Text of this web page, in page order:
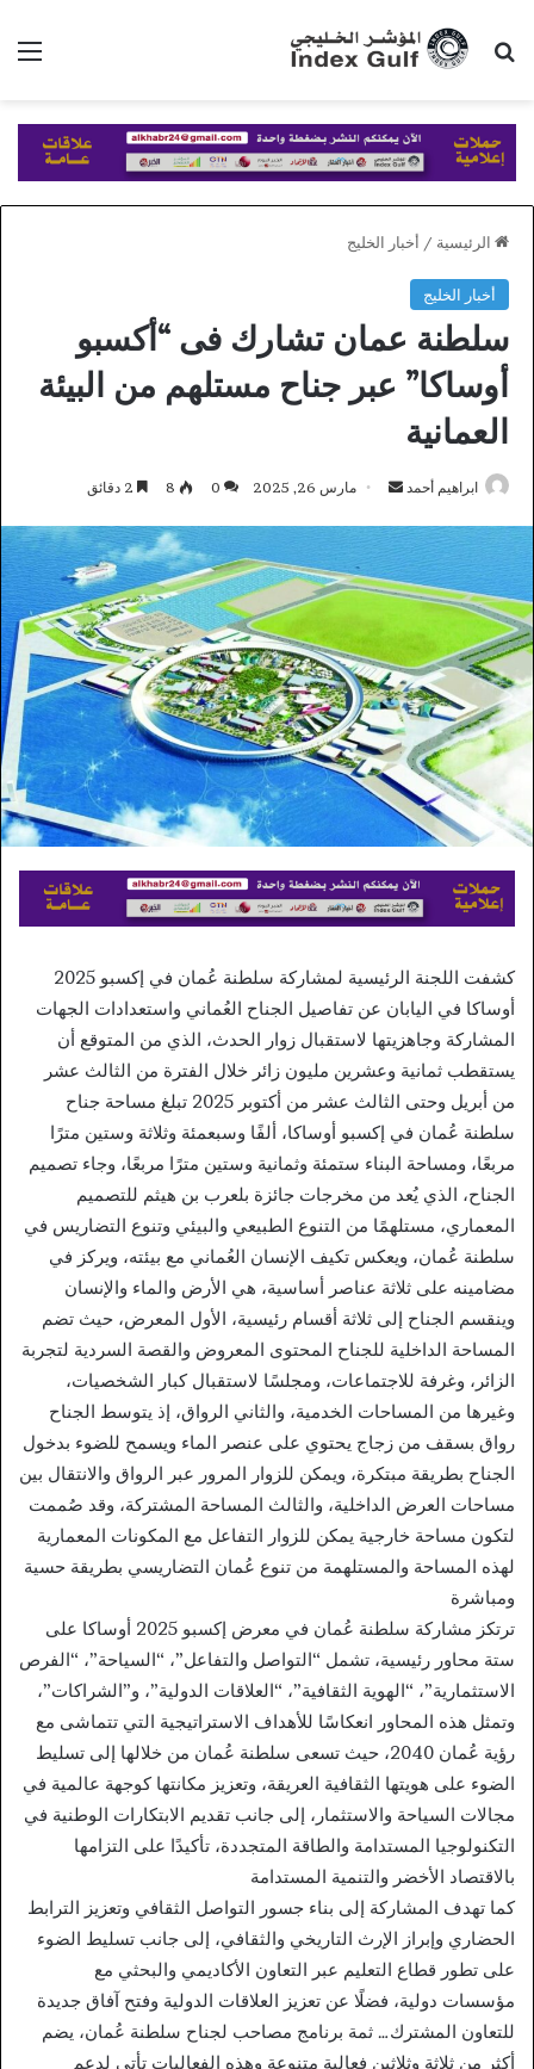
بحث عن
الرئيسية / أخبار الخليج
أخبار الخليج
سلطنة عمان تشارك فى “أكسبو
أوساكا” عبر جناح مستلهم من البيئة
العمانية
ابراهيم أحمد
أرسل
إلكترونيا
مارس 26, 2025 0
8
كشفت اللجنة الرئيسية لمشاركة سلطنة عُمان في إكسبو 2025
أوساكا في اليابان عن تفاصيل الجناح العُماني واستعدادات الجهات
المشاركة وجاهزيتها لاستقبال زوار الحدث، الذي من المتوقع أن
يستقطب ثمانية وعشرين مليون زائر خلال الفترة من الثالث عشر
من أبريل وحتى الثالث عشر من أكتوبر 2025 تبلغ مساحة جناح
سلطنة عُمان في إكسبو أوساكا، ألفًا وسبعمئة وثلاثة وستين مترًا
مربعًا، ومساحة البناء ستمئة وثمانية وستين مترًا مربعًا، وجاء تصميم
الجناح، الذي يُعد من مخرجات جائزة بلعرب بن هيثم للتصميم
المعماري، مستلهمًا من التنوع الطبيعي والبيئي وتنوع التضاريس في
سلطنة عُمان، ويعكس تكيف الإنسان العُماني مع بيئته، ويركز في
مضامينه على ثلاثة عناصر أساسية، هي الأرض والماء والإنسان
وينقسم الجناح إلى ثلاثة أقسام رئيسية، الأول المعرض، حيث تضم
المساحة الداخلية للجناح المحتوى المعروض والقصة السردية لتجربة
الزائر، وغرفة للاجتماعات، ومجلسًا لاستقبال كبار الشخصيات،
وغيرها من المساحات الخدمية، والثاني الرواق، إذ يتوسط الجناح
رواق بسقف من زجاج يحتوي على عنصر الماء ويسمح للضوء بدخول
الجناح بطريقة مبتكرة، ويمكن للزوار المرور عبر الرواق والانتقال بين
مساحات العرض الداخلية، والثالث المساحة المشتركة، وقد صُممت
لتكون مساحة خارجية يمكن للزوار التفاعل مع المكونات المعمارية
لهذه المساحة والمستلهمة من تنوع عُمان التضاريسي بطريقة حسية
ومباشرة
ترتكز مشاركة سلطنة عُمان في معرض إكسبو 2025 أوساكا على
ستة محاور رئيسية، تشمل “التواصل والتفاعل”، “السياحة”، “الفرص
الاستثمارية”، “الهوية الثقافية”، “العلاقات الدولية”، و”الشراكات”،
وتمثل هذه المحاور انعكاسًا للأهداف الاستراتيجية التي تتماشى مع
رؤية عُمان 2040، حيث تسعى سلطنة عُمان من خلالها إلى تسليط
الضوء على هويتها الثقافية العريقة، وتعزيز مكانتها كوجهة عالمية في
مجالات السياحة والاستثمار، إلى جانب تقديم الابتكارات الوطنية في
التكنولوجيا المستدامة والطاقة المتجددة، تأكيدًا على التزامها
بالاقتصاد الأخضر والتنمية المستدامة
كما تهدف المشاركة إلى بناء جسور التواصل الثقافي وتعزيز الترابط
الحضاري وإبراز الإرث التاريخي والثقافي، إلى جانب تسليط الضوء
على تطور قطاع التعليم عبر التعاون الأكاديمي والبحثي مع
مؤسسات دولية، فضلًا عن تعزيز العلاقات الدولية وفتح آفاق جديدة
للتعاون المشترك… ثمة برنامج مصاحب لجناح سلطنة عُمان، يضم
أكثر من ثلاثة وثلاثين فعالية متنوعة وهذه الفعاليات تأتي لدعم